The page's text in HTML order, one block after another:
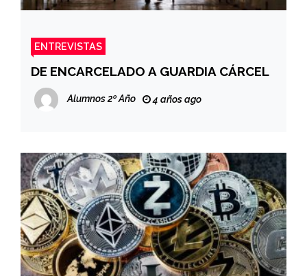
ENTREVISTAS
DE ENCARCELADO A GUARDIA CÁRCEL
Alumnos 2º Año 4 años ago